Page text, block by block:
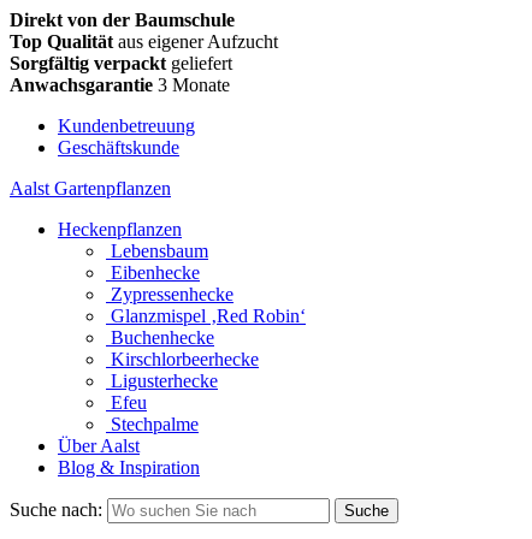
Direkt von der Baumschule
Top Qualität aus eigener Aufzucht
Sorgfältig verpackt geliefert
Anwachsgarantie 3 Monate
Kundenbetreuung
Geschäftskunde
Aalst Gartenpflanzen
Heckenpflanzen
Lebensbaum
Eibenhecke
Zypressenhecke
Glanzmispel ‚Red Robin‘
Buchenhecke
Kirschlorbeerhecke
Ligusterhecke
Efeu
Stechpalme
Über Aalst
Blog & Inspiration
Suche nach: